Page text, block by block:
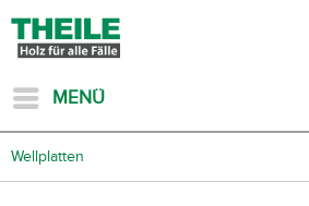
MENÜ
Wellplatten